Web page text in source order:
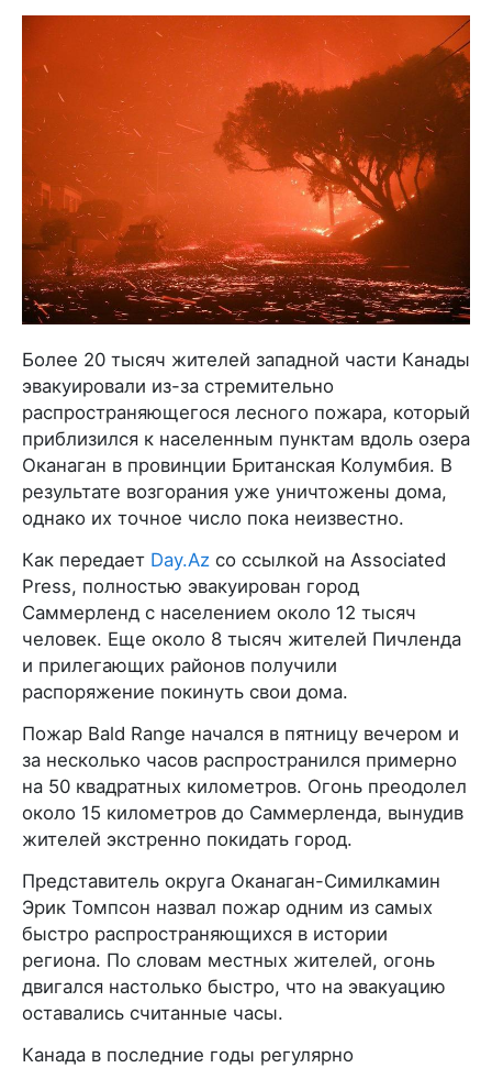
Более 20 тысяч жителей западной части Канады
эвакуировали из-за стремительно
распространяющегося лесного пожара, который
приблизился к населенным пунктам вдоль озера
Оканаган в провинции Британская Колумбия. В
результате возгорания уже уничтожены дома,
однако их точное число пока неизвестно.
Как передает Day.Az со ссылкой на Associated
Press, полностью эвакуирован город
Саммерленд с населением около 12 тысяч
человек. Еще около 8 тысяч жителей Пичленда
и прилегающих районов получили
распоряжение покинуть свои дома.
Пожар Bald Range начался в пятницу вечером и
за несколько часов распространился примерно
на 50 квадратных километров. Огонь преодолел
около 15 километров до Саммерленда, вынудив
жителей экстренно покидать город.
Представитель округа Оканаган-Симилкамин
Эрик Томпсон назвал пожар одним из самых
быстро распространяющихся в истории
региона. По словам местных жителей, огонь
двигался настолько быстро, что на эвакуацию
оставались считанные часы.
Канада в последние годы регулярно